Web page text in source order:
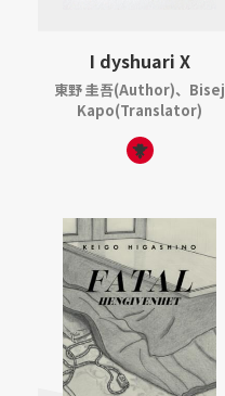
I dyshuari X
東野 圭吾(Author)、Bisej
Kapo(Translator)